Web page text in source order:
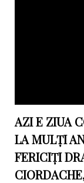
AZI E ZIUA
LA MULȚI
FERICIȚI